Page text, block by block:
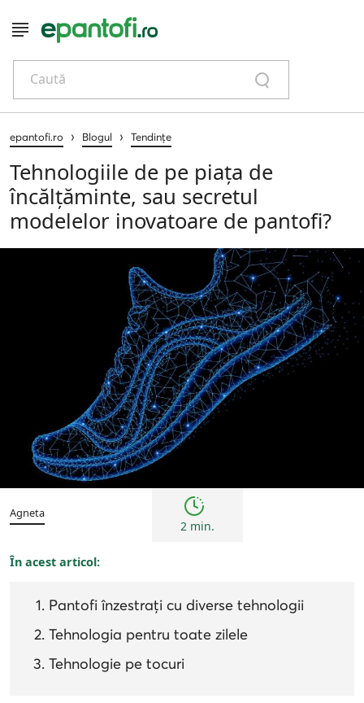
Caută
epantofi.ro › Blogul › Tendințe
Tehnologiile de pe piața de
încălțăminte, sau secretul
modelelor inovatoare de pantofi?
Agneta
2 min.
În acest articol:
Pantofi înzestrați cu diverse tehnologii
Tehnologia pentru toate zilele
Tehnologie pe tocuri